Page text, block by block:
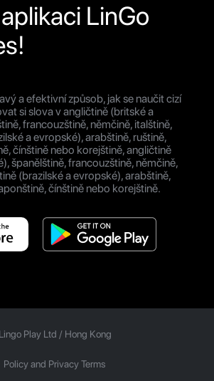
LinGo
a efektivní způsob, jak se naučit cizí
si slova v angličtině (britské a
francouzštině, němčině, italštině,
a evropské), arabštině, ruštině,
čínštině nebo korejštině, angličtině
španělštině, francouzštině, němčině,
(brazilské a evropské), arabštině,
čínštině nebo korejštině.
Lingo Play Ltd / Hong Kong
Policy and Privacy Terms